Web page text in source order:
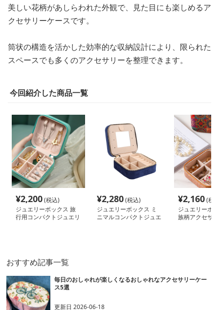
美しい花柄があしらわれた外観で、見た目にも楽しめるア
クセサリーケースです。
筒状の構造を活かした効率的な収納設計により、限られた
スペースでも多くのアクセサリーを整理できます。
今回紹介した商品一覧
¥2,200(税込)
ジュエリーボックス 旅
行用コンパクトジュエリ
¥2,280(税込)
ジュエリーボックス ミ
ニマルコンパクトジュエ
¥2,160(税
ジュエリーボ
族柄アクセサ
おすすめ記事一覧
毎日のおしゃれが楽しくなるおしゃれなアクセサリーケー
ス5選
更新日2026-06-18